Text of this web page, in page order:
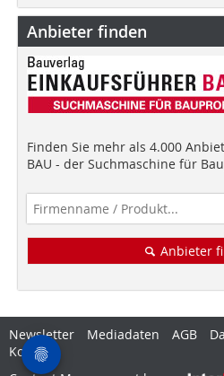
Anbieter finden
Finden Sie mehr als 4.000
BAU - der Suchmaschine für
Anbieter
Newsletter Mediadaten AGB
Kontakt